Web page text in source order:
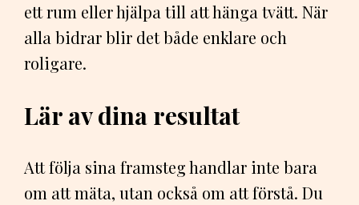
ett rum eller hjälpa till att hänga tvätt. När
alla bidrar blir det både enklare och
roligare.
Lär av dina resultat
Att följa sina framsteg handlar inte bara
om att mäta, utan också om att förstå. Du